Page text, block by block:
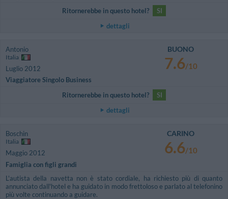
Ritornerebbe in questo hotel?
SI
dettagli
Antonio
Italia
Luglio 2012
Viaggiatore Singolo Business
BUONO
7.6/10
Ritornerebbe in questo hotel?
SI
dettagli
Boschin
Italia
Maggio 2012
Famiglia con figli grandi
CARINO
6.6/10
L'autista della navetta non è stato cordiale, ha richiesto più di quanto
annunciato dall'hotel e ha guidato in modo frettoloso e parlato al telefonino
più volte continuando a guidare.